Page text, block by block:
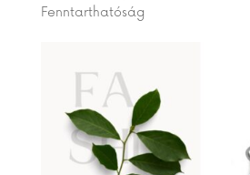
Fenntarthatóság